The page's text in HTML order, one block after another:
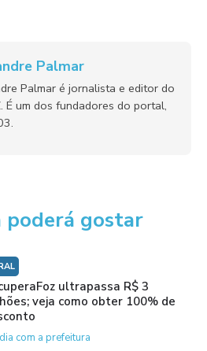
Palmar
Palmar é jornalista e editor do
É um dos fundadores do portal,
poderá gostar
ultrapassa R$ 3
veja como obter 100% de
com a prefeitura